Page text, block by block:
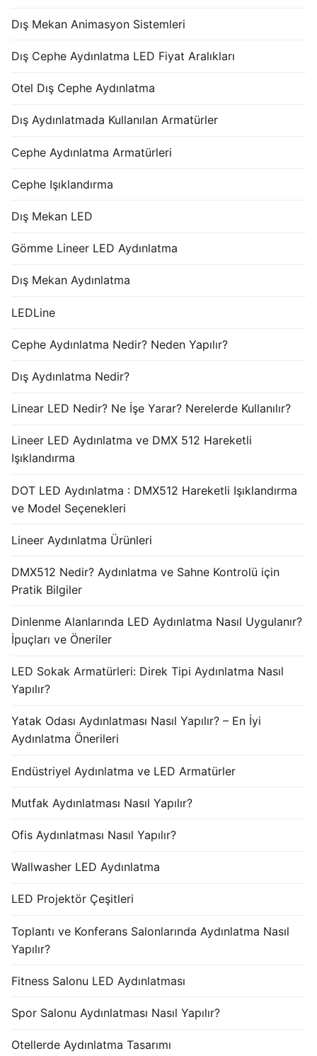
Dış Mekan Animasyon Sistemleri
Dış Cephe Aydınlatma LED Fiyat Aralıkları
Otel Dış Cephe Aydınlatma
Dış Aydınlatmada Kullanılan Armatürler
Cephe Aydınlatma Armatürleri
Cephe Işıklandırma
Dış Mekan LED
Gömme Lineer LED Aydınlatma
Dış Mekan Aydınlatma
LEDLine
Cephe Aydınlatma Nedir? Neden Yapılır?
Dış Aydınlatma Nedir?
Linear LED Nedir? Ne İşe Yarar? Nerelerde Kullanılır?
Lineer LED Aydınlatma ve DMX 512 Hareketli
Işıklandırma
DOT LED Aydınlatma : DMX512 Hareketli Işıklandırma
ve Model Seçenekleri
Lineer Aydınlatma Ürünleri
DMX512 Nedir? Aydınlatma ve Sahne Kontrolü için
Pratik Bilgiler
Dinlenme Alanlarında LED Aydınlatma Nasıl Uygulanır?
İpuçları ve Öneriler
LED Sokak Armatürleri: Direk Tipi Aydınlatma Nasıl
Yapılır?
Yatak Odası Aydınlatması Nasıl Yapılır? – En İyi
Aydınlatma Önerileri
Endüstriyel Aydınlatma ve LED Armatürler
Mutfak Aydınlatması Nasıl Yapılır?
Ofis Aydınlatması Nasıl Yapılır?
Wallwasher LED Aydınlatma
LED Projektör Çeşitleri
Toplantı ve Konferans Salonlarında Aydınlatma Nasıl
Yapılır?
Fitness Salonu LED Aydınlatması
Spor Salonu Aydınlatması Nasıl Yapılır?
Otellerde Aydınlatma Tasarımı